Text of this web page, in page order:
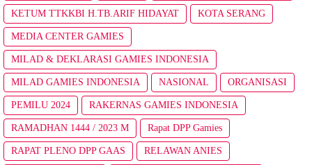
KETUM TTKKBI H.TB.ARIF HIDAYAT KOTA SERANG
MEDIA CENTER GAMIES
MILAD & DEKLARASI GAMIES INDONESIA
MILAD GAMIES INDONESIA NASIONAL ORGANISASI
PEMILU 2024 RAKERNAS GAMIES INDONESIA
RAMADHAN 1444 / 2023 M Rapat DPP Gamies
RAPAT PLENO DPP GAAS RELAWAN ANIES